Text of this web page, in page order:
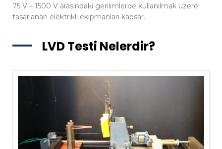
75 V – 1500 V arasındaki gerilimlerde kullanılmak üzere
tasarlanan elektrikli ekipmanları kapsar.
LVD Testi Nelerdir?